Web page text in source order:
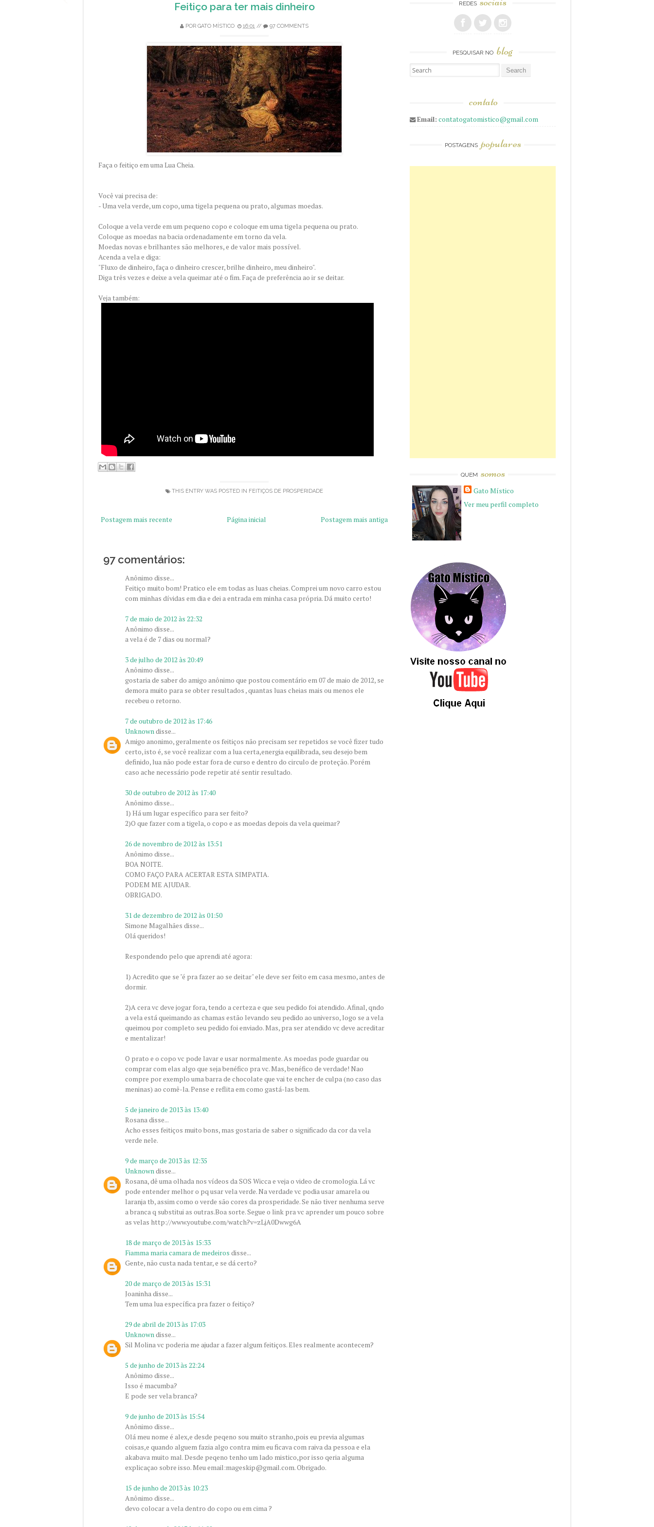
Feitiço para ter mais dinheiro
POR GATO MÍSTICO 16:01 // 97 COMMENTS
Faça o feitiço em uma Lua Cheia.
Você vai precisa de:
- Uma vela verde, um copo, uma tigela pequena ou prato, algumas moedas.
Coloque a vela verde em um pequeno copo e coloque em uma tigela pequena ou prato.
Coloque as moedas na bacia ordenadamente em torno da vela.
Moedas novas e brilhantes são melhores, e de valor mais possível.
Acenda a vela e diga:
"Fluxo de dinheiro, faça o dinheiro crescer, brilhe dinheiro, meu dinheiro".
Diga três vezes e deixe a vela queimar até o fim. Faça de preferência ao ir se deitar.
Veja também:
THIS ENTRY WAS POSTED IN FEITIÇOS DE PROSPERIDADE
Postagem mais recente Postagem mais antiga
Página inicial
97 comentários:
Anônimo disse...
Feitiço muito bom! Pratico ele em todas as luas cheias. Comprei um novo carro estou
com minhas dívidas em dia e dei a entrada em minha casa própria. Dá muito certo!
7 de maio de 2012 às 22:32
Anônimo disse...
a vela é de 7 dias ou normal?
3 de julho de 2012 às 20:49
Anônimo disse...
gostaria de saber do amigo anônimo que postou comentário em 07 de maio de 2012, se
demora muito para se obter resultados , quantas luas cheias mais ou menos ele
recebeu o retorno.
7 de outubro de 2012 às 17:46
Unknown disse...
Amigo anonimo, geralmente os feitiços não precisam ser repetidos se você fizer tudo
certo, isto é, se você realizar com a lua certa,energia equilibrada, seu desejo bem
definido, lua não pode estar fora de curso e dentro do circulo de proteção. Porém
caso ache necessário pode repetir até sentir resultado.
30 de outubro de 2012 às 17:40
Anônimo disse...
1) Há um lugar específico para ser feito?
2)O que fazer com a tigela, o copo e as moedas depois da vela queimar?
26 de novembro de 2012 às 13:51
Anônimo disse...
BOA NOITE.
COMO FAÇO PARA ACERTAR ESTA SIMPATIA.
PODEM ME AJUDAR.
OBRIGADO.
31 de dezembro de 2012 às 01:50
Simone Magalhães disse...
Olá queridos!
Respondendo pelo que aprendi até agora:
1) Acredito que se "é pra fazer ao se deitar" ele deve ser feito em casa mesmo, antes de
dormir.
2)A cera vc deve jogar fora, tendo a certeza e que seu pedido foi atendido. Afinal, qndo
a vela está queimando as chamas estão levando seu pedido ao universo, logo se a vela
queimou por completo seu pedido foi enviado. Mas, pra ser atendido vc deve acreditar
e mentalizar!
O prato e o copo vc pode lavar e usar normalmente. As moedas pode guardar ou
comprar com elas algo que seja benéfico pra vc. Mas, benéfico de verdade! Nao
compre por exemplo uma barra de chocolate que vai te encher de culpa (no caso das
meninas) ao comê-la. Pense e reflita em como gastá-las bem.
5 de janeiro de 2013 às 13:40
Rosana disse...
Acho esses feitiços muito bons, mas gostaria de saber o significado da cor da vela
verde nele.
9 de março de 2013 às 12:35
Unknown disse...
Rosana, dê uma olhada nos vídeos da SOS Wicca e veja o video de cromologia. Lá vc
pode entender melhor o pq usar vela verde. Na verdade vc podia usar amarela ou
laranja tb, assim como o verde são cores da prosperidade. Se não tiver nenhuma serve
a branca q substitui as outras.Boa sorte. Segue o link pra vc aprender um pouco sobre
as velas http://www.youtube.com/watch?v=zLjA0Dwwg6A
18 de março de 2013 às 15:33
Fiamma maria camara de medeiros disse...
Gente, não custa nada tentar, e se dá certo?
20 de março de 2013 às 15:31
Joaninha disse...
Tem uma lua específica pra fazer o feitiço?
29 de abril de 2013 às 17:03
Unknown disse...
Sil Molina vc poderia me ajudar a fazer algum feitiços. Eles realmente acontecem?
5 de junho de 2013 às 22:24
Anônimo disse...
Isso é macumba?
E pode ser vela branca?
9 de junho de 2013 às 15:54
Anônimo disse...
Olá meu nome é alex,e desde peqeno sou muito stranho,pois eu previa algumas
coisas,e quando alguem fazia algo contra mim eu ficava com raiva da pessoa e ela
akabava muito mal. Desde peqeno tenho um lado mistico,por isso qeria alguma
explicaçao sobre isso. Meu email:mageskip@gmail.com. Obrigado.
15 de junho de 2013 às 10:23
Anônimo disse...
devo colocar a vela dentro do copo ou em cima ?
REDES
PESQUISAR NO blog
Pesquisar
contato
Email: contatogatomistico@gmail.com
POSTAGENS populares
QUEM somos
Gato Místico
Ver meu perfil completo